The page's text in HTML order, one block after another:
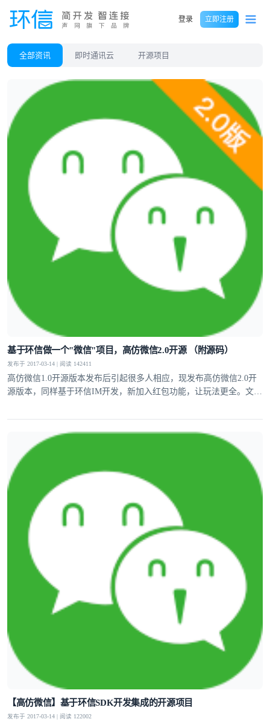
登录 立即注册
全部资讯 即时通讯云 开源项目
基于环信做一个"微信"项目，高仿微信2.0开源 （附源码）
发布于 2017-03-14 | 阅读 142411
高仿微信1.0开源版本发布后引起很多人相应，现发布高仿微信2.0开
源版本，同样基于环信IM开发，新加入红包功能，让玩法更全。文章
【高仿微信】基于环信SDK开发集成的开源项目
发布于 2017-03-14 | 阅读 122002